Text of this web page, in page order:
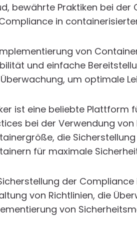
bewährte Praktiken bei
in
von
und einfache
um optimale
ist eine beliebte Plattform
bei der Verwendung
die
für maximale
der
von Richtlinien, die
von